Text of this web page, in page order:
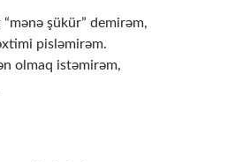
şükür” demirəm,
pisləmirəm.
olmaq istəmirəm,